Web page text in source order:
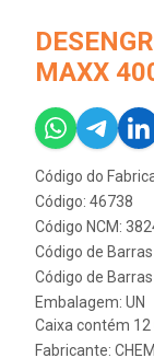
MAXX
Código do
Código: 46738
Código NCM:
Código de
Código de
Embalagem: UN
Caixa contém 12
Fabricante: